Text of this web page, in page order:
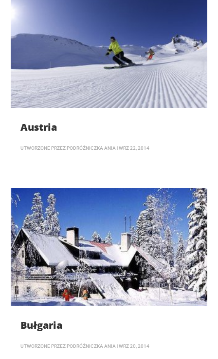
Austria
UTWORZONE PRZEZ PODRÓŻNICZKA ANIA |WRZ 22, 2014
Bułgaria
UTWORZONE PRZEZ PODRÓŻNICZKA ANIA |WRZ 20, 2014